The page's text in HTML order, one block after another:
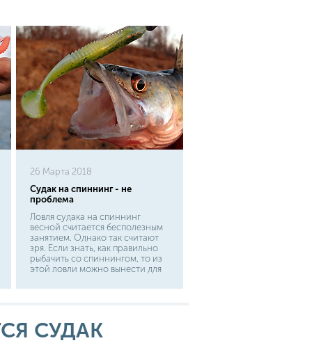
26 Марта 2018
Судак на спиннинг - не
проблема
Ловля судака на спиннинг
весной считается бесполезным
занятием. Однако так считают
зря. Если знать, как правильно
рыбачить со спиннингом, то из
этой ловли можно вынести для
плюсов, которые будут
также превосходить некоторые
другие снасти для ловли.
Поэтому мы настоятельно
СУДАК